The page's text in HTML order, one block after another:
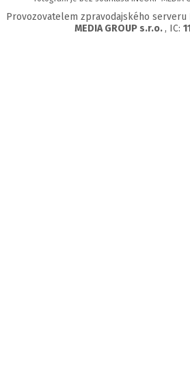
Provozovatelem zpravodajského serveru
MEDIA GROUP s.r.o., IC: